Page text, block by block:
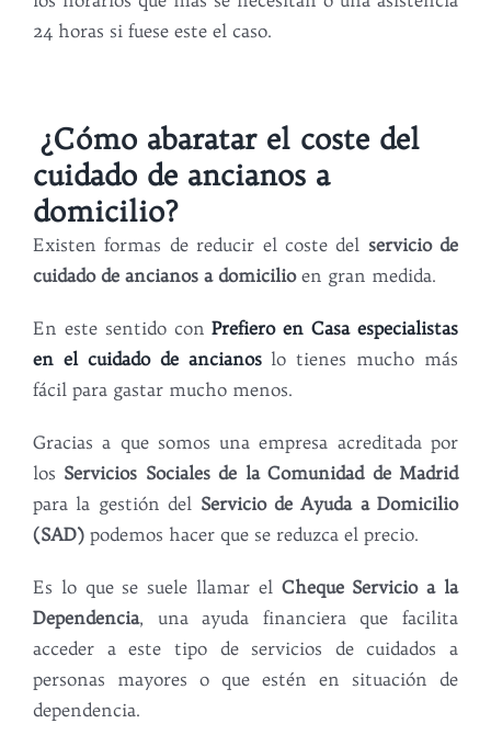
24 horas si fuese este el caso.
¿Cómo abaratar el coste del
cuidado de ancianos a
domicilio?
Existen formas de reducir el coste del servicio de
cuidado de ancianos a domicilioen gran medida.
En este sentido conPrefiero en Casa especialistas
en el cuidado de ancianoslo tienes mucho más
fácil para gastar mucho menos.
Gracias a que somos una empresa acreditada por
los Servicios Sociales de la Comunidad de Madrid
para la gestión del Servicio de Ayuda a Domicilio
(SAD) podemos hacer que se reduzca el precio.
Es lo que se suele llamar el Cheque Servicio a la
Dependencia, una ayuda financiera que facilita
acceder a este tipo de servicios de cuidados a
personas mayores o que estén en situación de
dependencia.